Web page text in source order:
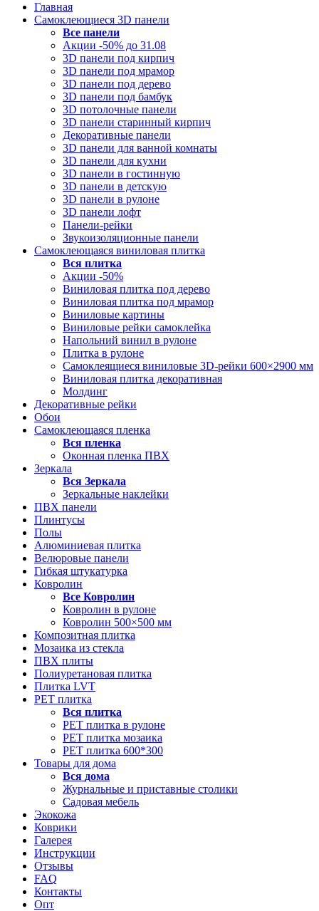
Главная
Самоклеющиеся 3D панели
Все панели
Акции -50% до 31.08
3D панели под кирпич
3D панели под мрамор
3D панели под дерево
3D панели под бамбук
3D потолочные панели
3D панели старинный кирпич
Декоративные панели
3D панели для ванной комнаты
3D панели для кухни
3D панели в гостинную
3D панели в детскую
3D панели в рулоне
3D панели лофт
Панели-рейки
Звукоизоляционные панели
Самоклеющаяся виниловая плитка
Вся плитка
Акции -50%
Виниловая плитка под дерево
Виниловая плитка под мрамор
Виниловые картины
Виниловые рейки самоклейка
Напольний винил в рулоне
Плитка в рулоне
Самоклеящиеся виниловые 3D‑рейки 600×2900 мм
Виниловая плитка декоративная
Молдинг
Декоративные рейки
Обои
Самоклеющаяся пленка
Вся пленка
Оконная пленка ПВХ
Зеркала
Вся Зеркала
Зеркальные наклейки
ПВХ панели
Плинтусы
Полы
Алюминиевая плитка
Велюровые панели
Гибкая штукатурка
Ковролин
Все Ковролин
Ковролин в рулоне
Ковролин 500×500 мм
Композитная плитка
Мозаика из стекла
ПВХ плиты
Полиуретановая плитка
Плитка LVT
РЕТ плитка
Вся плитка
РЕТ плитка в рулоне
РЕТ плитка мозаика
РЕТ плитка 600*300
Товары для дома
Вся дома
Журнальные и приставные столики
Садовая мебель
Экокожа
Коврики
Галерея
Инструкции
Отзывы
FAQ
Контакты
Опт